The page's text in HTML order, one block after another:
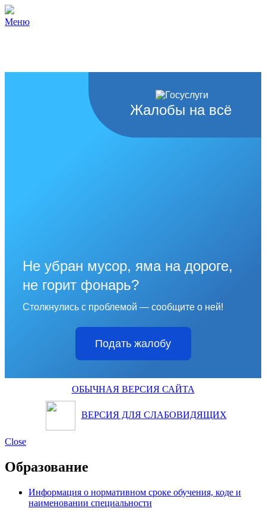
Меню
Жалобы на всё
Не убран мусор, яма на дороге,
не горит фонарь?
Столкнулись с проблемой — сообщите о ней!
Подать жалобу
ОБЫЧНАЯ ВЕРСИЯ САЙТА
ВЕРСИЯ ДЛЯ СЛАБОВИДЯЩИХ
Close
Образование
Информация о нормативном сроке обучения, коде и
наименовании специальности